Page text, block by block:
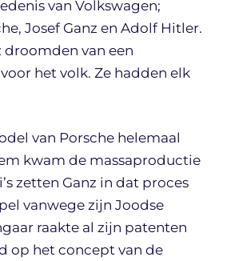
van Volkswagen;
Josef Ganz en Adolf Hitler.
droomden van een
het volk. Ze hadden elk
van Porsche helemaal
kwam de massaproductie
zetten Ganz in dat proces
vanwege zijn Joodse
raakte al zijn patenten
op het concept van de